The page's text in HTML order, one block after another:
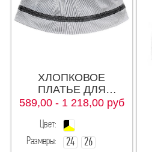
134
140
146-68
146-80
ХЛОПКОВОЕ
ПЛАТЬЕ ДЛЯ
ДЕВОЧКИ
589,00 - 1 218,00руб
Цвет:
Размеры:
24 26